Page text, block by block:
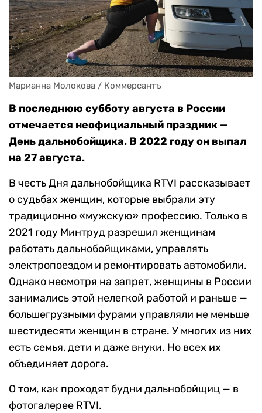
Марианна Молокова / Коммерсантъ
В последнюю субботу августа в России
отмечается неофициальный праздник —
День дальнобойщика. В 2022 году он выпал
на 27 августа.
В честь Дня дальнобойщика RTVI рассказывает
о судьбах женщин, которые выбрали эту
традиционно «мужскую» профессию. Только в
2021 году Минтруд разрешил женщинам
работать дальнобойщиками, управлять
электропоездом и ремонтировать автомобили.
Однако несмотря на запрет, женщины в России
занимались этой нелегкой работой и раньше —
большегрузными фурами управляли не меньше
шестидесяти женщин в стране. У многих из них
есть семья, дети и даже внуки. Но всех их
объединяет дорога.
О том, как проходят будни дальнобойщиц — в
фотогалерее RTVI.